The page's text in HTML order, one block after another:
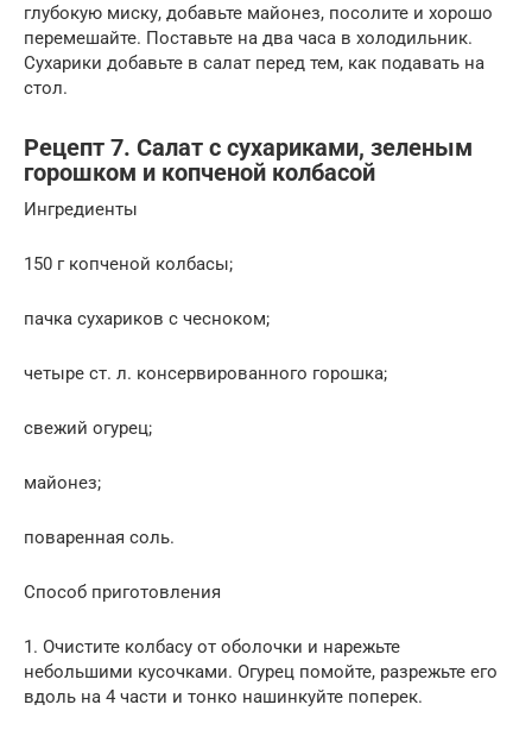
глубокую миску, добавьте майонез, посолите и хорошо
перемешайте. Поставьте на два часа в холодильник.
Сухарики добавьте в салат перед тем, как подавать на
стол.
Рецепт 7. Салат с сухариками, зеленым
горошком и копченой колбасой
Ингредиенты
150 г копченой колбасы;
пачка сухариков с чесноком;
четыре ст. л. консервированного горошка;
свежий огурец;
майонез;
поваренная соль.
Способ приготовления
1. Очистите колбасу от оболочки и нарежьте
небольшими кусочками. Огурец помойте, разрежьте его
вдоль на 4 части и тонко нашинкуйте поперек.